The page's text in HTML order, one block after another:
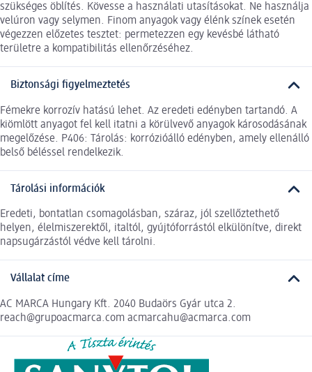
szükséges öblítés. Kövesse a használati utasításokat. Ne használja
velúron vagy selymen. Finom anyagok vagy élénk színek esetén
végezzen előzetes tesztet: permetezzen egy kevésbé látható
területre a kompatibilitás ellenőrzéséhez.
Biztonsági figyelmeztetés
Fémekre korrozív hatású lehet. Az eredeti edényben tartandó. A
kiömlött anyagot fel kell itatni a körülvevő anyagok károsodásának
megelőzése. P406: Tárolás: korrózióálló edényben, amely ellenálló
belső béléssel rendelkezik.
Tárolási információk
Eredeti, bontatlan csomagolásban, száraz, jól szellőztethető
helyen, élelmiszerektől, italtól, gyújtóforrástól elkülönítve, direkt
napsugárzástól védve kell tárolni.
Vállalat címe
AC MARCA Hungary Kft. 2040 Budaörs Gyár utca 2.
reach@grupoacmarca.com acmarcahu@acmarca.com